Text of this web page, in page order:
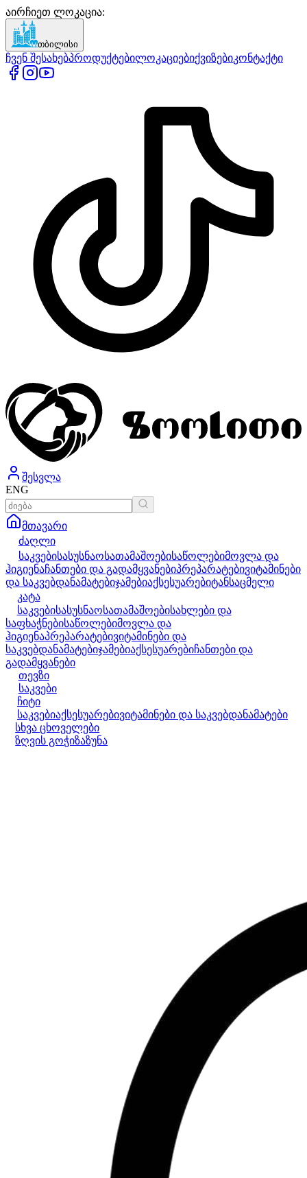
აირჩიეთ ლოკაცია:
თბილისი
ჩვენ შესახებპროდუქტებილოკაციებიქვიზებიკონტაქტი
შესვლა
ENG
მთავარი
ძაღლი
საკვებისასუსნაოსათამაშოებისაწოლებიმოვლა და
ჰიგიენაჩანთები და გადამყვანებიპრეპარატებივიტამინები
და საკვებდანამატებიჯამებიაქსესუარებიტანსაცმელი
კატა
საკვებისასუსნაოსათამაშოებისახლები და
საფხაჭნებისაწოლებიმოვლა და
ჰიგიენაპრეპარატებივიტამინები და
საკვებდანამატებიჯამებიაქსესუარებიჩანთები და
გადამყვანები
თევზი
საკვები
ჩიტი
საკვებიაქსესუარებივიტამინები და საკვებდანამატები
სხვა ცხოველები
ზღვის გოჭიზაზუნა